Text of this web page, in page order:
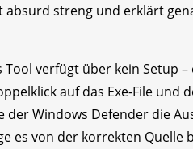
absurd streng und erklärt
Tool verfügt über kein Setup
auf das Exe-File und
der Windows Defender die
es von der korrekten Quelle